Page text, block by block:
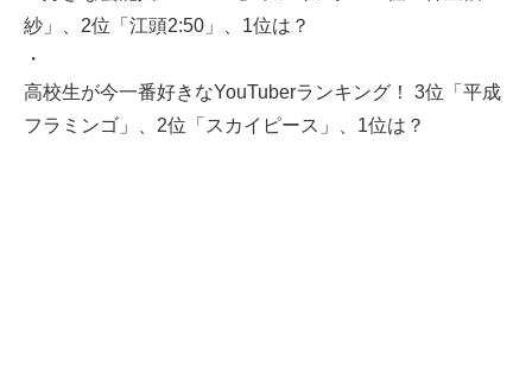
紗」、2位「江頭2:50」、1位は？
・
高校生が今一番好きなYouTuberランキング！ 3位「平成
フラミンゴ」、2位「スカイピース」、1位は？